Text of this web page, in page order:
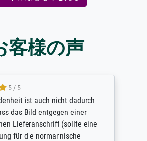
客様の声
5 / 5
ist auch nicht dadurch
das Bild entgegen einer
Lieferanschrift (sollte eine
für die normannische